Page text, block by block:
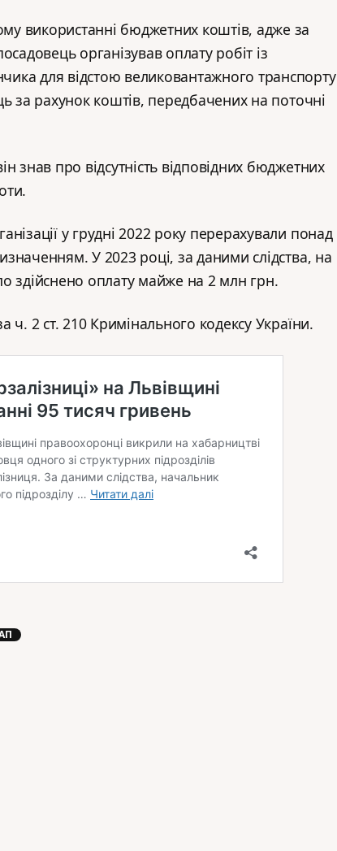
використанні бюджетних коштів, адже за
організував оплату робіт із
для відстою великовантажного транспорту
за рахунок коштів, передбачених на поточні
знав про відсутність відповідних бюджетних
у грудні 2022 року перерахували понад
У 2023 році, за даними слідства, на
здійснено оплату майже на 2 млн грн.
ч. 2 ст. 210 Кримінального кодексу України.